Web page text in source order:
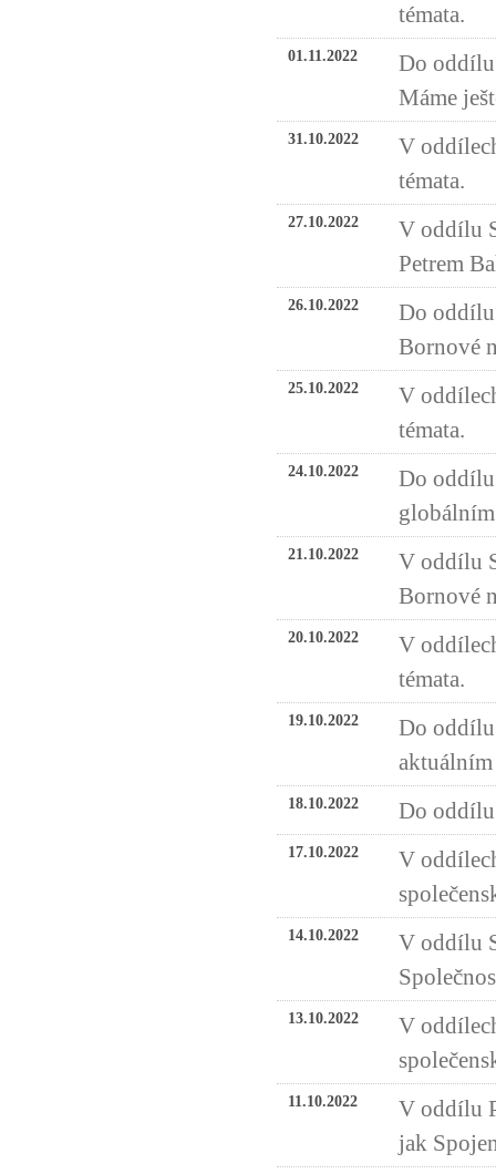
témata.
01.11.2022
Do
Máme
31.10.2022
V
témata.
27.10.2022
V oddílu
Petrem
26.10.2022
Do
Bornové
25.10.2022
V
témata.
24.10.2022
Do
globálním
21.10.2022
V oddílu
Bornové
20.10.2022
V
témata.
19.10.2022
Do
aktuálním
18.10.2022 Do oddílu
17.10.2022
V
14.10.2022
V oddílu
13.10.2022
V
11.10.2022
V oddílu
jak